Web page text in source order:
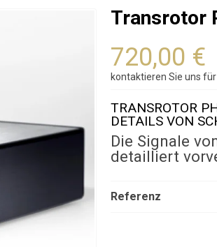
Transrotor
720,00 €
kontaktieren Sie uns
TRANSROTOR
DETAILS VON
Die Signale
detailliert
Referenz